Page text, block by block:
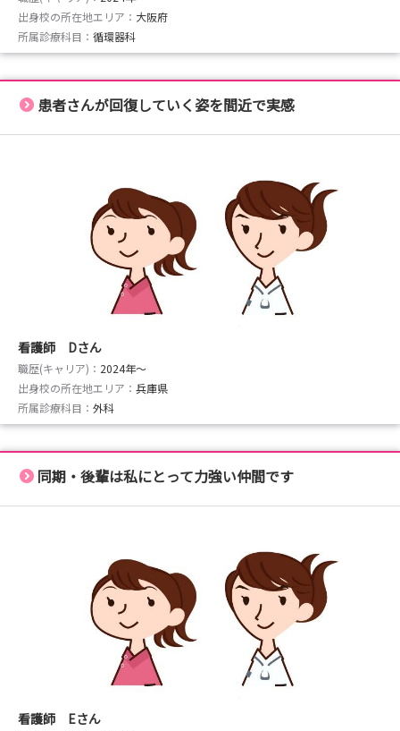
出身校の所在地エリア： 大阪府
所属診療科目： 循環器科
患者さんが回復していく姿を間近で実感
看護師 Dさん
職歴(キャリア)： 2024年〜
出身校の所在地エリア： 兵庫県
所属診療科目： 外科
同期・後輩は私にとって力強い仲間です
看護師 Eさん